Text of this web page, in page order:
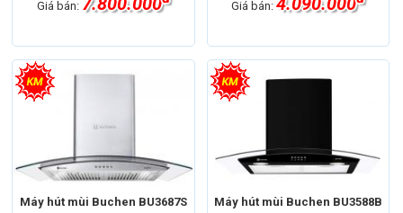
Giá bán: Giá bán:
Máy hút mùi Buchen BU3687S Máy hút mùi Buchen BU3588B